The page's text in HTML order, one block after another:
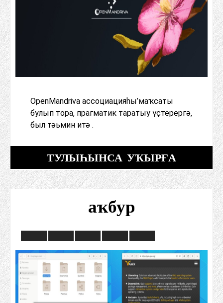
OpenMandriva ассоциацияһы’маҡсаты
булып тора, прагматик таратыу үҫтерергә,
был тәьмин итә .
ТУЛЫҺЫНСА УҠЫРҒА
аҡбур